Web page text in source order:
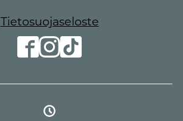
Tietosuojaseloste